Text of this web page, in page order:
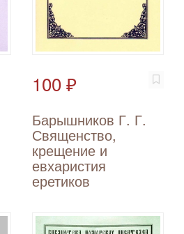
100 ₽
Барышников Г. Г.
Священство,
крещение и
евхаристия
еретиков